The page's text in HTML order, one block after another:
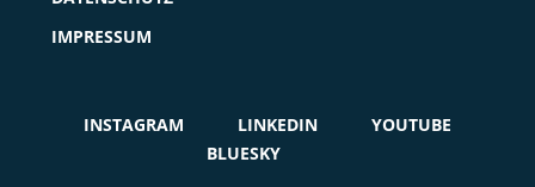
IMPRESSUM
INSTAGRAM LINKEDIN
YOUTUBE
BLUESKY